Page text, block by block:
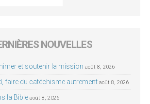
NOUVELLES
et soutenir la mission août 8, 2026
faire du catéchisme autrement août 8, 2026
la Bible août 8, 2026